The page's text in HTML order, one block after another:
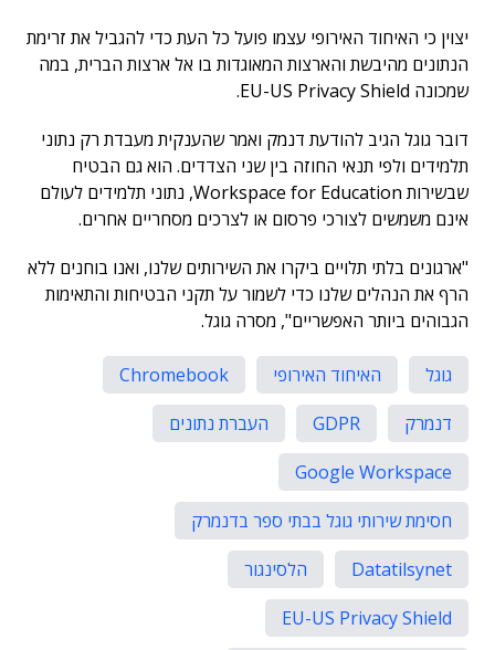
יצוין כי האיחוד האירופי עצמו פועל כל העת כדי להגביל את זרימת
הנתונים מהיבשת והארצות המאוגדות בו אל ארצות הברית, במה
שמכונה EU-US Privacy Shield.
דובר גוגל הגיב להודעת דנמק ואמר שהענקית מעבדת רק נתוני
תלמידים ולפי תנאי החוזה בין שני הצדדים. הוא גם הבטיח
שבשירות Workspace for Education, נתוני תלמידים לעולם
אינם משמשים לצורכי פרסום או לצרכים מסחריים אחרים.
"ארגונים בלתי תלויים ביקרו את השירותים שלנו, ואנו בוחנים ללא
הרף את הנהלים שלנו כדי לשמור על תקני הבטיחות והתאימות
הגבוהים ביותר האפשריים", מסרה גוגל.
גוגל האיחוד האירופי
Chromebook
דנמרק
GDPR
העברת נתונים
Google Workspace
חסימת שירותי גוגל בבתי ספר בדנמרק
Datatilsynet
הלסינגור
EU-US Privacy Shield